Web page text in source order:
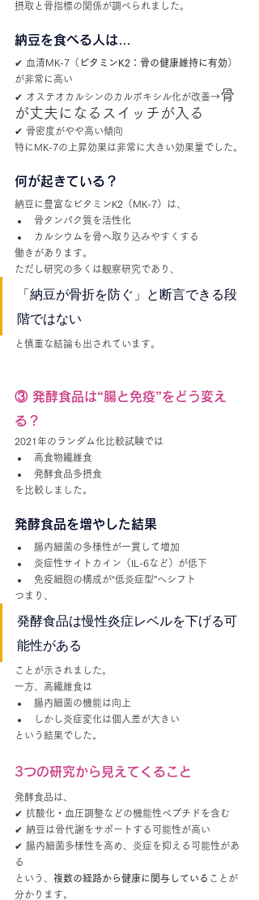
摂取と骨指標の関係が調べられました。
納豆を食べる人は…
✔ 血清MK-7（ ビタミンK2：骨の健康維持に有効 ）
が非常に高い
✔ オステオカルシンのカルボキシル化が改善→骨
が丈夫になるスイッチが入る
✔ 骨密度がやや高い傾向
特にMK-7の上昇効果は非常に大きい効果量でした。
何が起きている？
納豆に豊富なビタミンK2（MK-7）は、
骨タンパク質を活性化
カルシウムを骨へ取り込みやすくする
働きがあります。
ただし研究の多くは観察研究であり、
「納豆が骨折を防ぐ」と断言できる段
階ではない
と慎重な結論も出されています。
③ 発酵食品は“腸と免疫”をどう変え
る？
2021年のランダム化比較試験では
高食物繊維食
発酵食品多摂食
を比較しました。
発酵食品を増やした結果
腸内細菌の多様性が一貫して増加
炎症性サイトカイン（IL-6など）が低下
免疫細胞の構成が“低炎症型”へシフト
つまり、
発酵食品は慢性炎症レベルを下げる可
能性がある
ことが示されました。
一方、高繊維食は
腸内細菌の機能は向上
しかし炎症変化は個人差が大きい
という結果でした。
3つの研究から見えてくること
発酵食品は、
✔ 抗酸化・血圧調整などの機能性ペプチドを含む
✔ 納豆は骨代謝をサポートする可能性が高い
✔ 腸内細菌多様性を高め、炎症を抑える可能性があ
る
という、 複数の経路から健康に関与している ことが
分かります。